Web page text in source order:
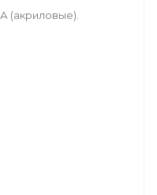
А (акриловые).